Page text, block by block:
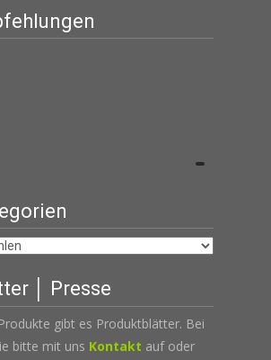
│ Presse
gibt es Produktblätter. Bei
bitte mit uns Kontakt auf oder